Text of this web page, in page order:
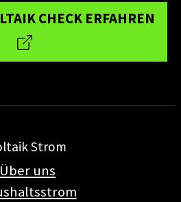
CHECK ERFAHREN
Strom
Über uns